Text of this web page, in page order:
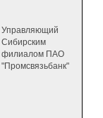
Управляющий
Сибирским
филиалом ПАО
"Промсвязьбанк"